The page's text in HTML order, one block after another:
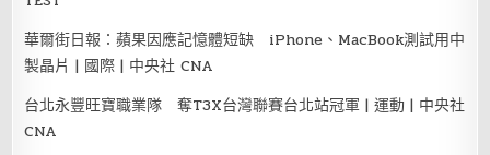
華爾街日報：蘋果因應記憶體短缺 iPhone、MacBook測試用中
製晶片 | 國際 | 中央社 CNA
台北永豐旺寶職業隊 奪T3X台灣聯賽台北站冠軍 | 運動 | 中央社
CNA